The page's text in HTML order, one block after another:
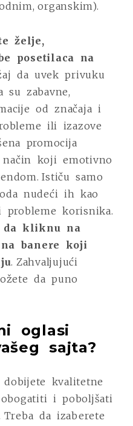
organskim).
želje,
posetilaca na
da uvek privuku
su zabavne,
od značaja i
ili izazove
promocija
način koji emotivno
Ističu samo
nudeći ih kao
probleme korisnika.
da kliknu na
banere koji
. Zahvaljujući
da puno
oglasi
sajta?
kvalitetne
i poboljšati
da izaberete